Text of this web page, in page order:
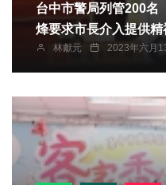
台中市警局列管200名「不定
烽要求市長介入提供
林獻元 2023年六月